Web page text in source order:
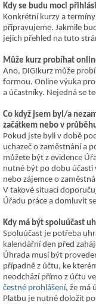
Kdy se budu moci
Konkrétní kurzy a
připravujeme. Jakmile
jejich přehled na tuto
Může kurz probíhat
Ano, DIGIkurz může
formou. Online výuka
a účastníky. Nejedná se
Co když jsem byl/a
začátkem nebo v
Pokud jste byli v době
uchazeč o zaměstnání a
můžete být z evidence
nutné být po dobu účasti
nebo zájemce o
V takové situaci
Úřadu práce a domluvit
Kdy má být spoluúčast
Spoluúčast je potřeba
kalendářní den před
Úhrada musí být
případně z účtu, ke
neodchází přímo z účtu
čestné prohlášení, že má
Platbu je nutné doložit